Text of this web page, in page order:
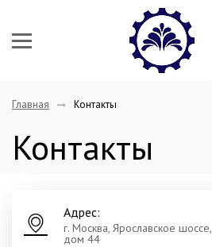
Главная Контакты
Контакты
Адрес:
г. Москва, Ярославское шоссе,
дом 44